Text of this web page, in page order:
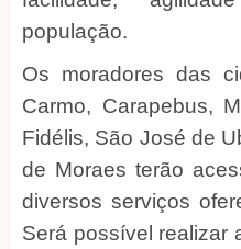
população.
Os moradores das
Carmo, Carapebus,
Fidélis, São José de
de Moraes terão
diversos serviços
Será possível realizar